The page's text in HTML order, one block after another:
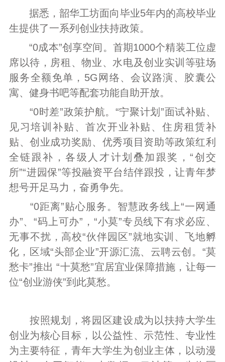
据悉，韶华工坊面向毕业5年内的高校毕业
生提供了一系列创业扶持政策。
“0成本”创享空间。首期1000个精装工位虚
席以待，房租、物业、水电及创业实训等驻场
服务全额免单，5G网络、会议路演、胶囊公
寓、健身书吧等配套功能自助开放。
“0时差”政策护航。“宁聚计划”面试补贴、
见习培训补贴、首次开业补贴、住房租赁补
贴、创业成功奖励、优秀项目资助等政策红利
全链跟补，各级人才计划叠加跟奖，“创交
所”“进园保”等投融资平台结伴跟投，让青年梦
想号开足马力，奋勇争先。
“0距离”贴心服务。智慧政务线上“一网通
办”、“码上可办”，“小莫”专员线下有求必应、
无事不扰，高校“伙伴园区”就地实训、飞地孵
化，区域“头部企业”开源汇流、云聘云创。“莫
愁卡”推出 “十莫愁”宜居宜业保障措施，让每一
位“创业游侠”到此莫愁。
按照规划，将园区建设成为以扶持大学生
创业为核心目标，以公益性、示范性、专业性
为主要特征，青年大学生为创业主体，以动漫